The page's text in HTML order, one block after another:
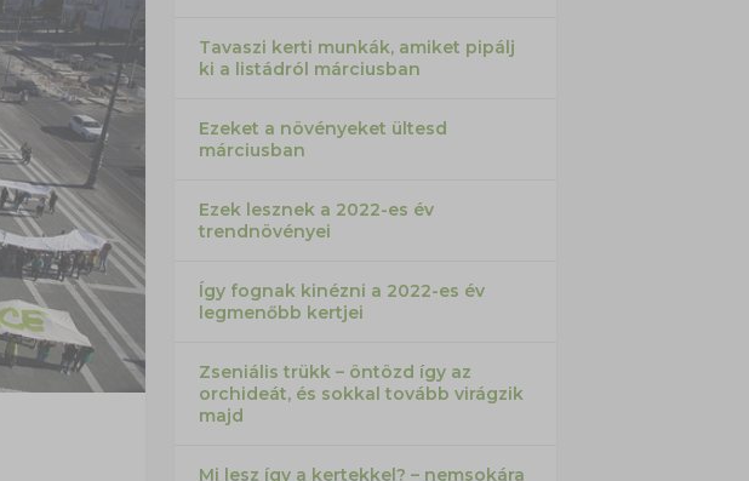
Tavaszi kerti munkák, amiket pipálj
ki a listádról márciusban
Ezeket a növényeket ültesd
márciusban
Ezek lesznek a 2022-es év
trendnövényei
Így fognak kinézni a 2022-es év
legmenőbb kertjei
Zseniális trükk – öntözd így az
orchideát, és sokkal tovább virágzik
majd
Mi lesz így a kertekkel? – nemsokára